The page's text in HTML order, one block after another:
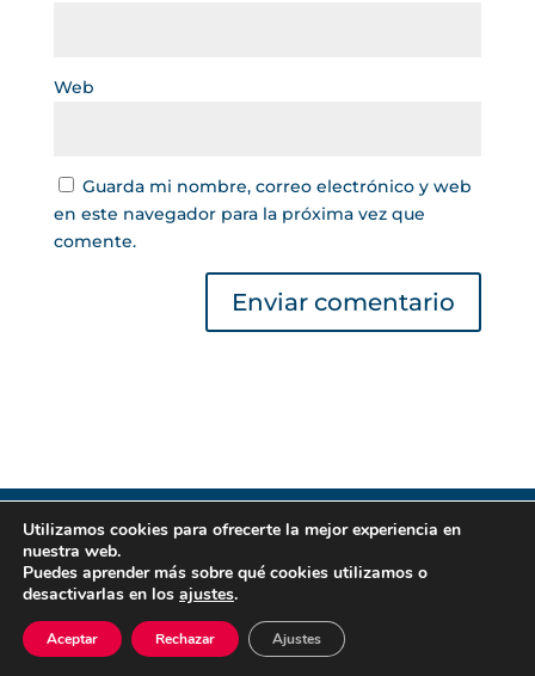
Web
Guarda mi nombre, correo electrónico y web
en este navegador para la próxima vez que
comente.
Gestor de Créditos © 2022 | Lea nuestraPolítica
de Privacidad|Política de Cookies. Todos los
derechos reservados.
Utilizamos cookies para ofrecerte la mejor experiencia en
nuestra web.
Puedes aprender más sobre qué cookies utilizamos o
desactivarlas en los ajustes.
Aceptar Rechazar Ajustes